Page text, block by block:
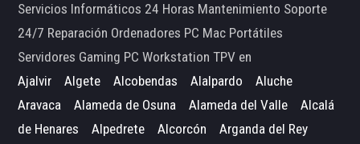
Servicios Informáticos 24 Horas Mantenimiento Soporte
24/7 Reparación Ordenadores PC Mac Portátiles
Servidores Gaming PC Workstation TPV en
Ajalvir
Algete Alcobendas Alalpardo
Aluche
Aravaca
Alameda de Osuna Alameda del Valle
Alcalá
de Henares
Alpedrete Alcorcón
Arganda del Rey